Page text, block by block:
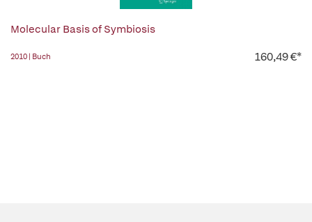
Molecular Basis of Symbiosis
2010 | Buch 160,49 €*